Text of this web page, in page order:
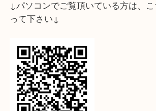
↓パソコンでご覧頂いている方は
って下さい↓